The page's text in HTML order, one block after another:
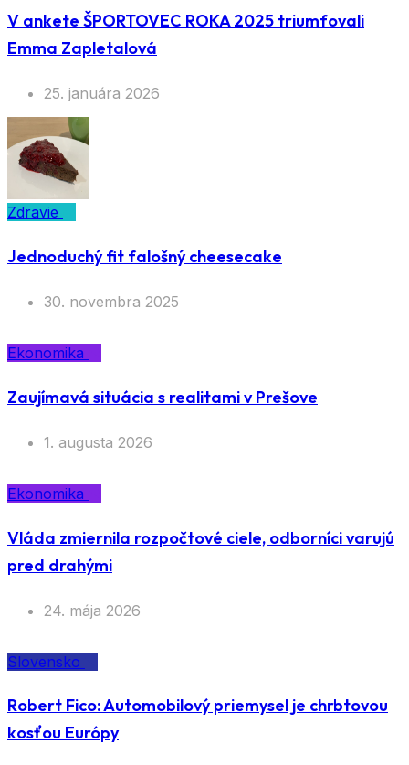
V ankete ŠPORTOVEC ROKA 2025 triumfovali
Emma Zapletalová
25. januára 2026
Zdravie
Jednoduchý fit falošný cheesecake
30. novembra 2025
Ekonomika
Zaujímavá situácia s realitami v Prešove
1. augusta 2026
Ekonomika
Vláda zmiernila rozpočtové ciele, odborníci varujú
pred drahými
24. mája 2026
Slovensko
Robert Fico: Automobilový priemysel je chrbtovou
kosťou Európy